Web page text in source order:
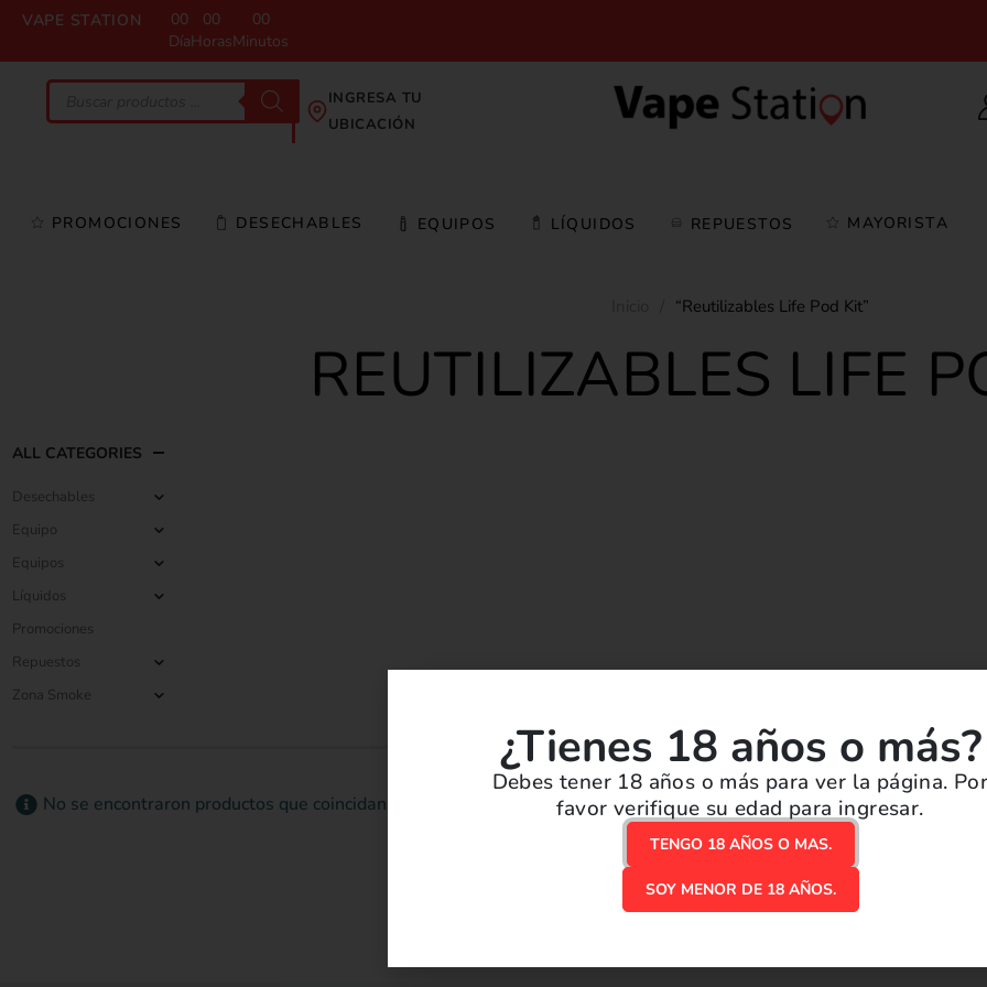
VAPE STATION
00
Día
00
Horas
00
Minutos
INGRESA TU
UBICACIÓN
PROMOCIONES DESECHABLES EQUIPOS LÍQUIDOS REPUESTOS MAYORISTA
“Reutilizables Life Pod Kit”
REUTILIZABLES LIFE
ALL CATEGORIES
Desechables
Equipo
Equipos
Líquidos
Promociones
Repuestos
Zona Smoke
No se encontraron productos que coincidan con su selección.
¿Tienes 18 años o más?
Debes tener 18 años o más para ver la página.
favor verifique su edad para ingresar.
TENGO 18 AÑOS O MAS.
SOY MENOR DE 18 AÑOS.